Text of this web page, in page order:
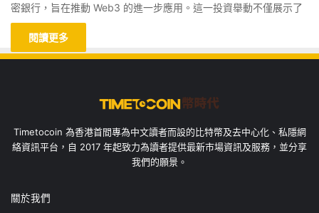
密銀行，旨在推動 Web3 的進一步應用。這一投資舉動不僅展示了
閱讀更多
Timetocoin 為香港首間專為中文讀者而設的比特幣及去中心化、私隱網
絡資訊平台，自 2017 年起致力為讀者提供最新市場資訊及服務，並分享
我們的願景。
關於我們